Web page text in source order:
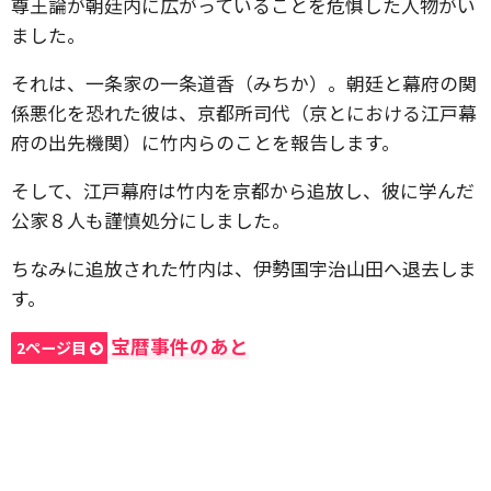
ました。
それは、一条家の一条道香（みちか）。朝廷と幕府の関
係悪化を恐れた彼は、京都所司代（京とにおける江戸幕
府の出先機関）に竹内らのことを報告します。
そして、江戸幕府は竹内を京都から追放し、彼に学んだ
公家８人も謹慎処分にしました。
ちなみに追放された竹内は、伊勢国宇治山田へ退去しま
す。
2ページ目 宝暦事件のあと